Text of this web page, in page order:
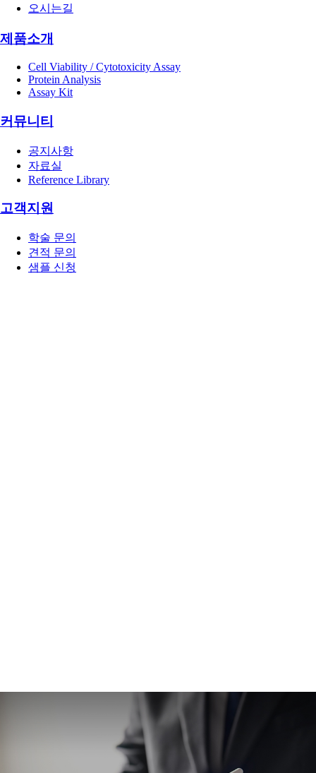
오시는길
제품소개
Cell Viability /Cytotoxicity Assay
Protein Analysis
Assay Kit
커뮤니티
공지사항
자료실
Reference Library
고객지원
학술 문의
견적 문의
샘플 신청